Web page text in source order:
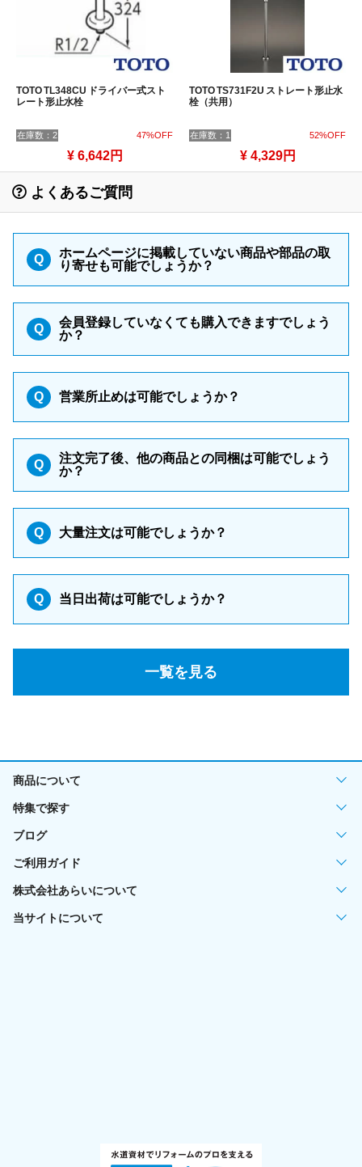
TOTO TL348CU ドライバー式スト
レート形止水栓
在庫数：2 47%OFF
¥ 6,642円
TOTO TS731F2U ストレート形止水
栓（共用）
在庫数：1 52%OFF
¥ 4,329円
よくあるご質問
Q
ホームページに掲載していない商品や部品の取
り寄せも可能でしょうか？
Q
会員登録していなくても購入できますでしょう
か？
Q 営業所止めは可能でしょうか？
Q
注文完了後、他の商品との同梱は可能でしょう
か？
Q 大量注文は可能でしょうか？
Q 当日出荷は可能でしょうか？
一覧を見る
商品について
特集で探す
ブログ
ご利用ガイド
株式会社あらいについて
当サイトについて